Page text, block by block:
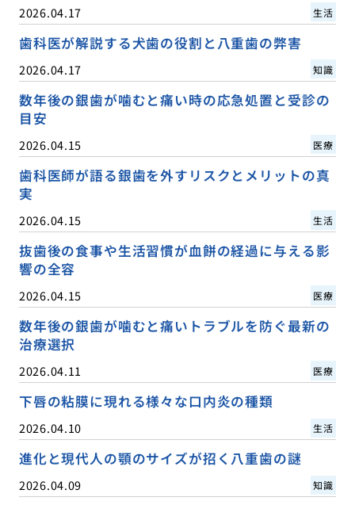
2026.04.17 生活
歯科医が解説する犬歯の役割と八重歯の弊害
2026.04.17 知識
数年後の銀歯が噛むと痛い時の応急処置と受診の
目安
2026.04.15 医療
歯科医師が語る銀歯を外すリスクとメリットの真
実
2026.04.15 生活
抜歯後の食事や生活習慣が血餅の経過に与える影
響の全容
2026.04.15 医療
数年後の銀歯が噛むと痛いトラブルを防ぐ最新の
治療選択
2026.04.11 医療
下唇の粘膜に現れる様々な口内炎の種類
2026.04.10 生活
進化と現代人の顎のサイズが招く八重歯の謎
2026.04.09 知識